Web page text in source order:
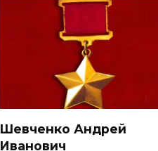
Шевченко Андрей
Иванович